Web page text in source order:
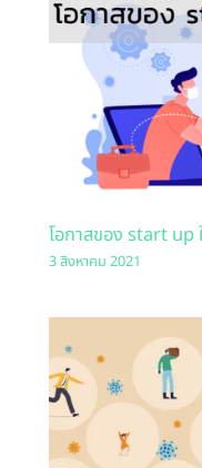
โอกาสของ start up
3 สิงหาคม 2021